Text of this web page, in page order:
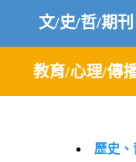
文/史/哲/期刊
教育/心理/傳
歷史